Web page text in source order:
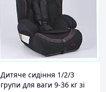
Дитяче сидіння 1/2/3
групи для ваги 9-36 кг зі